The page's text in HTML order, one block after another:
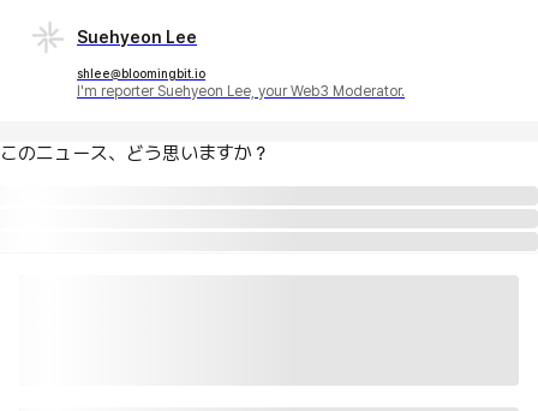
Suehyeon Lee
shlee@bloomingbit.io
I'm reporter Suehyeon Lee, your Web3 Moderator.
このニュース、どう思いますか？